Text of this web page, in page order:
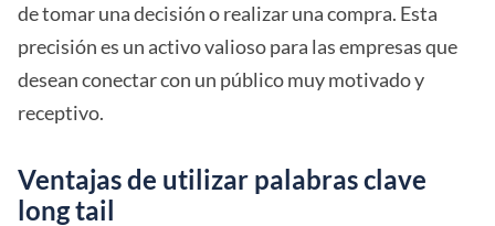
de tomar una decisión o realizar una compra. Esta
precisión es un activo valioso para las empresas que
desean conectar con un público muy motivado y
receptivo.
Ventajas de utilizar palabras clave
long tail